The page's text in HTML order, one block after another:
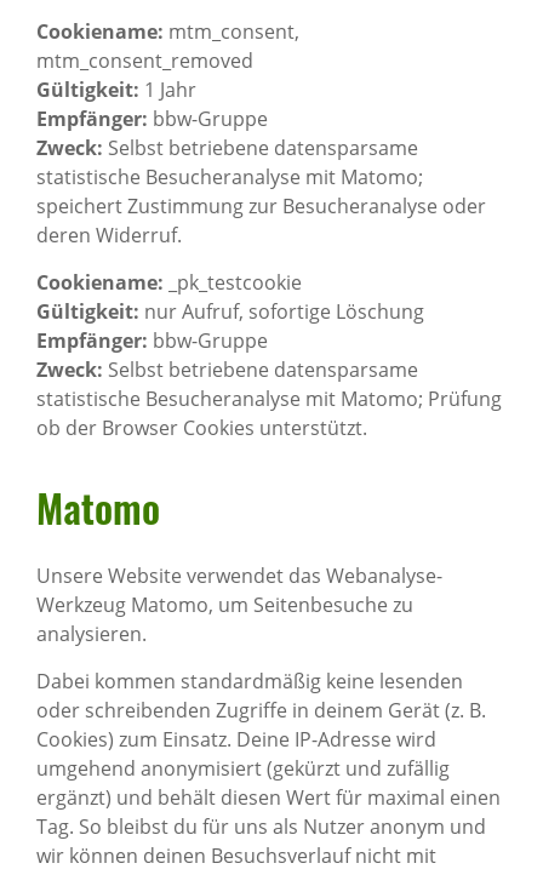
Cookiename: mtm_consent,
mtm_consent_removed
Gültigkeit: 1 Jahr
Empfänger: bbw-Gruppe
Zweck: Selbst betriebene datensparsame
statistische Besucheranalyse mit Matomo;
speichert Zustimmung zur Besucheranalyse oder
deren Widerruf.
Cookiename: _pk_testcookie
Gültigkeit: nur Aufruf, sofortige Löschung
Empfänger: bbw-Gruppe
Zweck: Selbst betriebene datensparsame
statistische Besucheranalyse mit Matomo; Prüfung
ob der Browser Cookies unterstützt.
Matomo
Unsere Website verwendet das Webanalyse-
Werkzeug Matomo, um Seitenbesuche zu
analysieren.
Dabei kommen standardmäßig keine lesenden
oder schreibenden Zugriffe in deinem Gerät (z. B.
Cookies) zum Einsatz. Deine IP-Adresse wird
umgehend anonymisiert (gekürzt und zufällig
ergänzt) und behält diesen Wert für maximal einen
Tag. So bleibst du für uns als Nutzer anonym und
wir können deinen Besuchsverlauf nicht mit